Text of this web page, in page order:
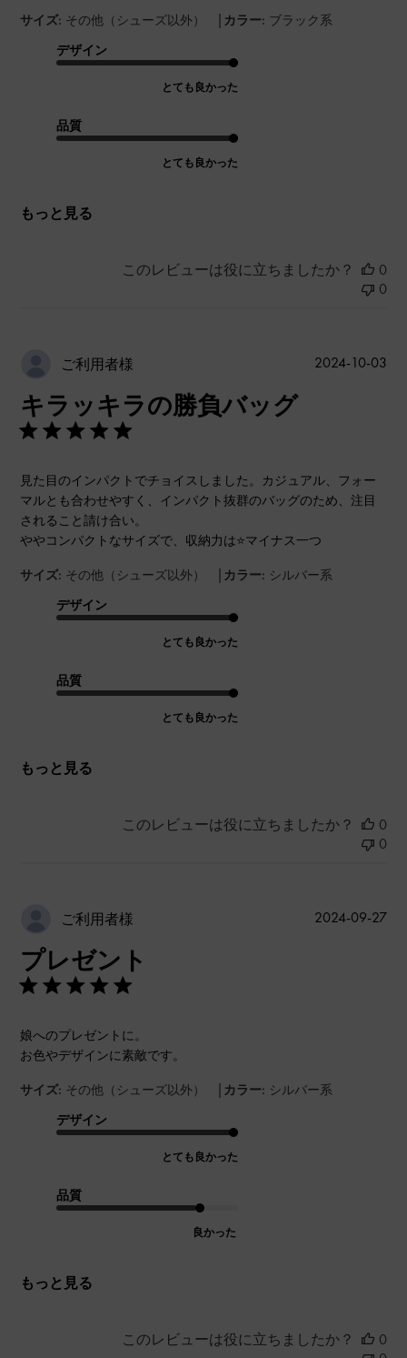
サイズ: その他（シューズ以外） | カラー: ブラック系
デザイン
とても良かった
品質
とても良かった
もっと見る
このレビューは役に立ちましたか？
0
0
ご利用者様
キラッキラの勝負バッグ
見た目のインパクトでチョイスしました。カジュアル、フォー
マルとも合わせやすく、インパクト抜群のバッグのため、注目
されること請け合い。
ややコンパクトなサイズで、収納力は⭐️マイナス一つ
サイズ: その他（シューズ以外） | カラー: シルバー系
デザイン
とても良かった
品質
とても良かった
もっと見る
公
2024-10-03
このレビューは役に立ちましたか？
0
0
ご利用者様
プレゼント
娘へのプレゼントに。
お色やデザインに素敵です。
サイズ: その他（シューズ以外） | カラー: シルバー系
デザイン
とても良かった
品質
良かった
もっと見る
公
2024-09-27
このレビューは役に立ちましたか？
0